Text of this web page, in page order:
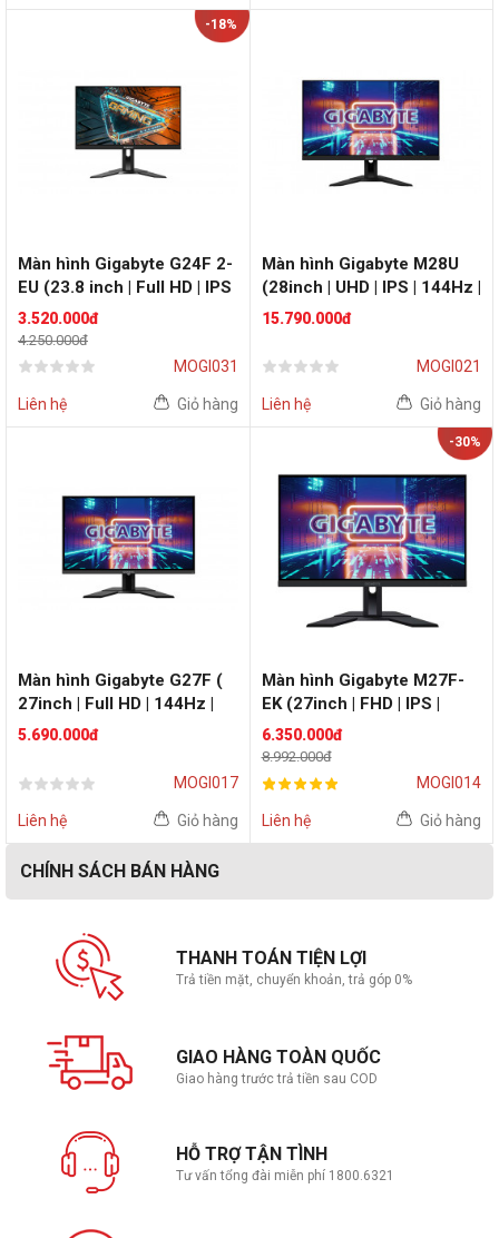
-18%
Màn hình Gigabyte G24F 2-
EU (23.8 inch | Full HD | IPS
| 165Hz | FreeSync
Premium)
3.520.000đ
4.250.000đ
MOGI031
Liên hệ Giỏ hàng
Màn hình Gigabyte M28U
(28inch | UHD | IPS | 144Hz |
HDR400 | FreeSync
15.790.000đ
MOGI021
Liên hệ Giỏ hàng
Màn hình Gigabyte G27F (
27inch | Full HD | 144Hz |
IPS )
5.690.000đ
MOGI017
Liên hệ Giỏ hàng
-30%
Màn hình Gigabyte M27F-
EK (27inch | FHD | IPS |
144Hz | FreeSync, G-Sync |
Flat)
6.350.000đ
8.992.000đ
MOGI014
Liên hệ Giỏ hàng
CHÍNH SÁCH BÁN HÀNG
THANH TOÁN TIỆN LỢI
Trả tiền mặt, chuyển khoản, trả góp 0%
GIAO HÀNG TOÀN QUỐC
Giao hàng trước trả tiền sau COD
HỖ TRỢ TẬN TÌNH
Tư vấn tổng đài miễn phí 1800.6321